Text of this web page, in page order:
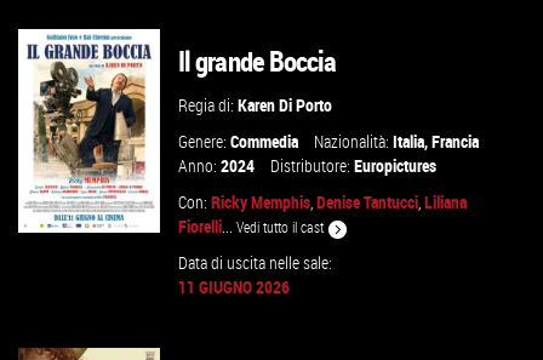
Il grande Boccia
Regia di:Karen Di Porto
Genere:Commedia Nazionalità:Italia,Francia
Anno:2024 Distributore:Europictures
Con:Ricky Memphis,Denise Tantucci,Liliana
Fiorelli...Vedi tutto il cast
Data di uscita nelle sale:
11 GIUGNO 2026